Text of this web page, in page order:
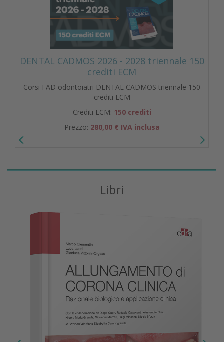
DENTAL CADMOS 2026 - 2028 triennale 150
crediti ECM
Corsi FAD odontoiatri DENTAL CADMOS triennale 150
crediti ECM
Crediti ECM: 150 crediti
Prezzo: 280,00 € IVA inclusa
Libri